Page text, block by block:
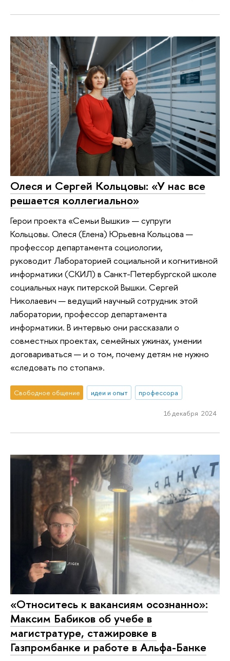
Олеся и Сергей Кольцовы: «У нас все
решается коллегиально»
Герои проекта «Семьи Вышки» — супруги
Кольцовы. Олеся (Елена) Юрьевна Кольцова —
профессор департамента социологии,
руководит Лабораторией социальной и когнитивной
информатики (СКИЛ) в Санкт-Петербургской школе
социальных наук питерской Вышки. Сергей
Николаевич — ведущий научный сотрудник этой
лаборатории, профессор департамента
информатики. В интервью они рассказали о
совместных проектах, семейных ужинах, умении
договариваться — и о том, почему детям не нужно
«следовать по стопам».
Свободное общение идеи и опыт профессора
16 декабря 2024
«Относитесь к вакансиям осознанно»:
Максим Бабиков об учебе в
магистратуре, стажировке в
Газпромбанке и работе в Альфа-Банке